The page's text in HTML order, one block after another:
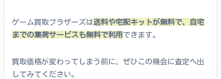
ゲーム買取ブラザーズは送料や宅配キットが無料で、自宅
までの集荷サービスも無料で利用 できます。
買取価格が変わってしまう前に、ぜひこの機会に査定へ出
してみてください。